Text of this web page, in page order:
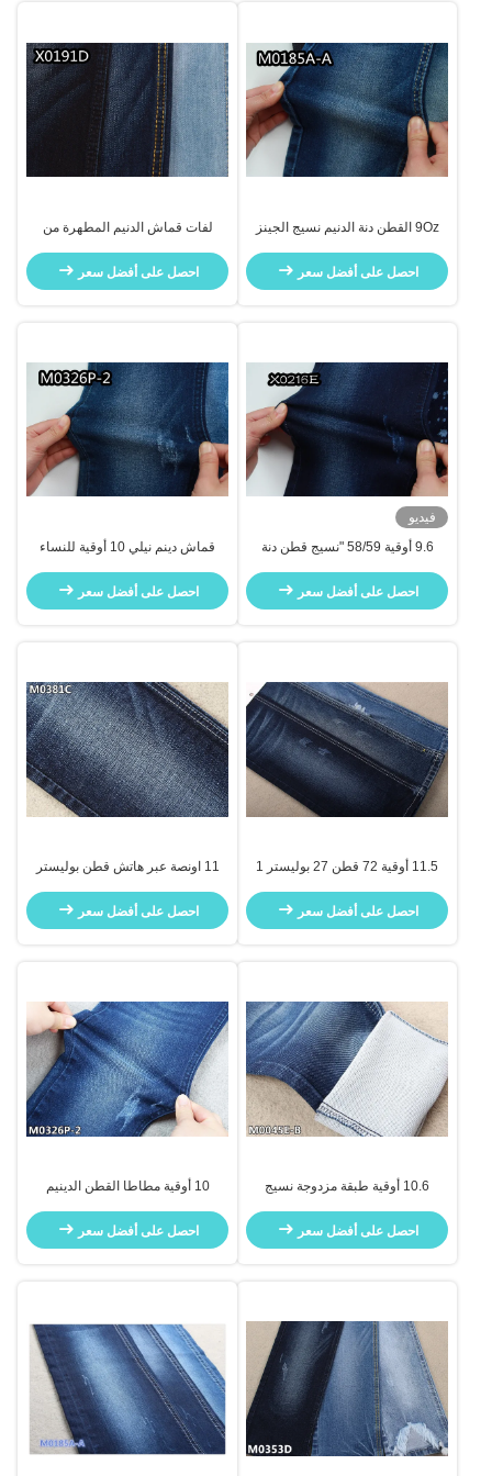
9Oz القطن دنة الدنيم نسيج الجينز
احصل على أفضل سعر
لفات قماش الدنيم المطهرة من
النواة 2٪ سباندكس
احصل على أفضل سعر
فيديو
9.6 أوقية 58/59 "نسيج قطن دنة
ومريح
احصل على أفضل سعر
قماش دينم نيلي 10 أوقية للنساء
سباندكس
احصل على أفضل سعر
11.5 أوقية 72 قطن 27 بوليستر 1
مادة سروال
احصل على أفضل سعر
11 اونصة عبر هاتش قطن بوليستر
احصل على أفضل سعر
10.6 أوقية طبقة مزدوجة نسيج
احصل على أفضل سعر
10 أوقية مطاطا القطن الدينيم
احصل على أفضل سعر